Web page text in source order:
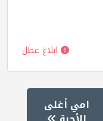
ابلاغ عطل
امي أغلى